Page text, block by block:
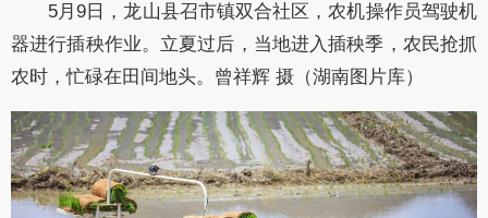
5月9日，龙山县召市镇双合社区，农机操作员驾驶机
器进行插秧作业。立夏过后，当地进入插秧季，农民抢抓
农时，忙碌在田间地头。曾祥辉 摄（湖南图片库）